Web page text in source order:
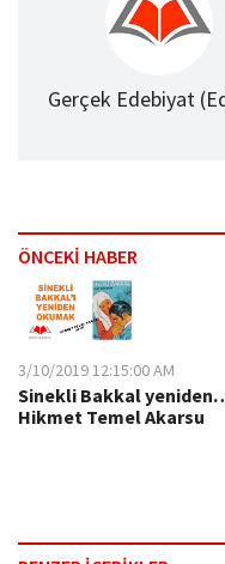
Gerçek Edebiyat
ÖNCEKİ HABER
3/10/2019 12:15:00 AM
Sinekli Bakkal
Hikmet Temel Akarsu